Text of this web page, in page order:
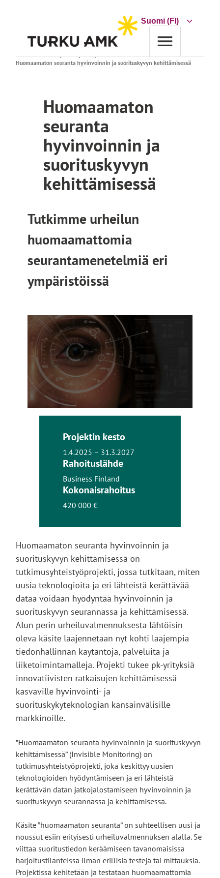
Choose
Huomaamaton seuranta hyvinvoinnin ja suorituskyvyn kehittämisessä
Huomaamaton
seuranta
hyvinvoinnin ja
suorituskyvyn
kehittämisessä
Tutkimme urheilun
huomaamattomia
seurantamenetelmiä eri
ympäristöissä
Projektin kesto
1.4.2025 – 31.3.2027
Rahoituslähde
Business Finland
Kokonaisrahoitus
420 000 €
Huomaamaton seuranta hyvinvoinnin ja
suorituskyvyn kehittämisessä on
tutkimusyhteistyöprojekti, jossa tutkitaan, miten
uusia teknologioita ja eri lähteistä kerättävää
dataa voidaan hyödyntää hyvinvoinnin ja
suorituskyvyn seurannassa ja kehittämisessä.
Alun perin urheiluvalmennuksesta lähtöisin
oleva käsite laajennetaan nyt kohti laajempia
tiedonhallinnan käytäntöjä, palveluita ja
liiketoimintamalleja. Projekti tukee pk-yrityksiä
innovatiivisten ratkaisujen kehittämisessä
kasvaville hyvinvointi- ja
suorituskykyteknologian kansainvälisille
markkinoille.
”Huomaamaton seuranta hyvinvoinnin ja suorituskyvyn
kehittämisessä” (Invisible Monitoring) on
tutkimusyhteistyöprojekti, joka keskittyy uusien
teknologioiden hyödyntämiseen ja eri lähteistä
kerättävän datan jatkojalostamiseen hyvinvoinnin ja
suorituskyvyn seurannassa ja kehittämisessä.
Käsite ”huomaamaton seuranta” on suhteellisen uusi ja
noussut esiin erityisesti urheiluvalmennuksen alalla. Se
viittaa suoritustiedon keräämiseen tavanomaisissa
harjoitustilanteissa ilman erillisiä testejä tai mittauksia.
Projektissa kehitetään ja testataan huomaamattomia